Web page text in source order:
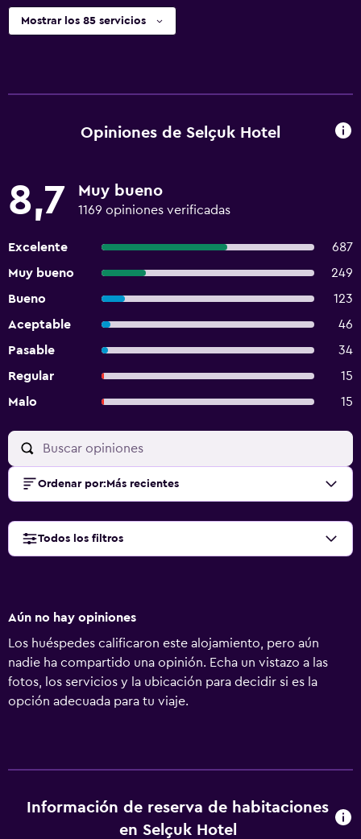
Mostrar los 85 servicios
Opiniones de Selçuk Hotel
8,7 Muy bueno
1169 opiniones verificadas
Excelente
687
Muy bueno
249
Bueno
123
Aceptable
46
Pasable
34
Regular
15
Malo
15
Ordenar por: Más recientes
Todos los filtros
Aún no hay opiniones
Los huéspedes calificaron este alojamiento, pero aún
nadie ha compartido una opinión. Echa un vistazo a las
fotos, los servicios y la ubicación para decidir si es la
opción adecuada para tu viaje.
Información de reserva de habitaciones
en Selçuk Hotel